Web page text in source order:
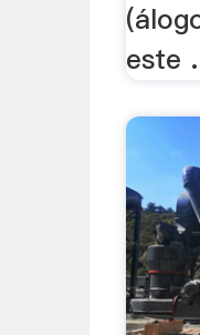
este